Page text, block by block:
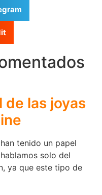
de las joyas
tenido un papel
solo del
ya que este tipo de